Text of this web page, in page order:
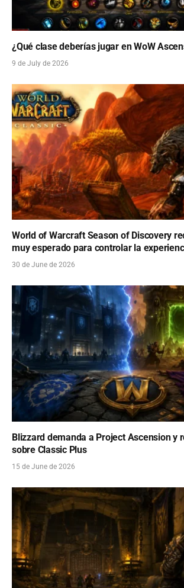
¿Qué clase deberías jugar en WoW
9 de July de 2026
World of Warcraft Season of Discovery
muy esperado para controlar la
30 de June de 2026
Blizzard demanda a Project Ascension y
sobre Classic Plus
15 de June de 2026